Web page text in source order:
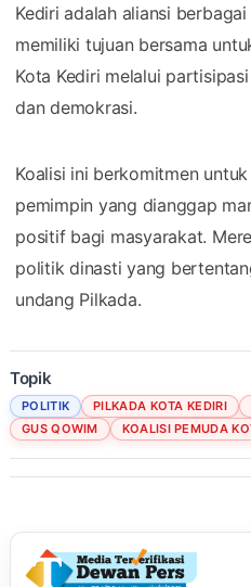
Kediri adalah aliansi
memiliki tujuan bersama
Kota Kediri melalui
dan demokrasi.
Koalisi ini berkomitmen
pemimpin yang dianggap
positif bagi masyarakat.
politik dinasti yang
undang Pilkada.
Topik
POLITIK PILKADA KOTA KEDIRI
GUS QOWIM
KOALISI PEMUDA